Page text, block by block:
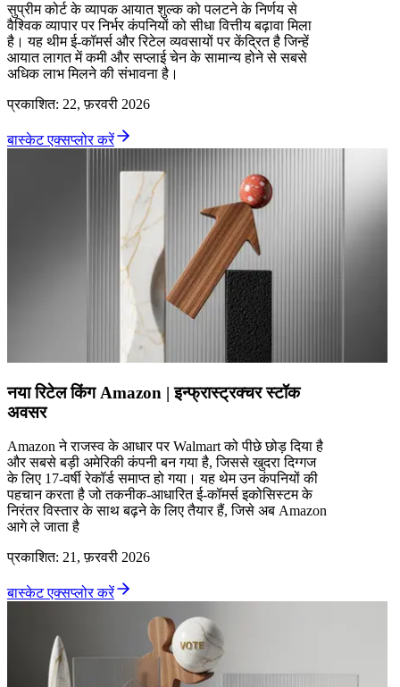
सुप्रीम कोर्ट के व्यापक आयात शुल्क को पलटने के निर्णय से
वैश्विक व्यापार पर निर्भर कंपनियों को सीधा वित्तीय बढ़ावा मिला
है। यह थीम ई-कॉमर्स और रिटेल व्यवसायों पर केंद्रित है जिन्हें
आयात लागत में कमी और सप्लाई चेन के सामान्य होने से सबसे
अधिक लाभ मिलने की संभावना है।
प्रकाशित: 22, फ़रवरी 2026
बास्केट एक्सप्लोर करें
नया रिटेल किंग Amazon | इन्फ्रास्ट्रक्चर स्टॉक
अवसर
Amazon ने राजस्व के आधार पर Walmart को पीछे छोड़ दिया है
और सबसे बड़ी अमेरिकी कंपनी बन गया है, जिससे खुदरा दिग्गज
के लिए 17-वर्षी रेकॉर्ड समाप्त हो गया। यह थेम उन कंपनियों की
पहचान करता है जो तकनीक-आधारित ई-कॉमर्स इकोसिस्टम के
निरंतर विस्तार के साथ बढ़ने के लिए तैयार हैं, जिसे अब Amazon
आगे ले जाता है
प्रकाशित: 21, फ़रवरी 2026
बास्केट एक्सप्लोर करें